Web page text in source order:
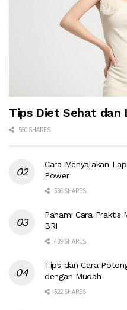
Tips Diet Sehat dan
560 SHARES
Cara Menyalakan
Power
536 SHARES
Pahami Cara Praktis
BRI
439 SHARES
Tips dan Cara
dengan Mudah
522 SHARES